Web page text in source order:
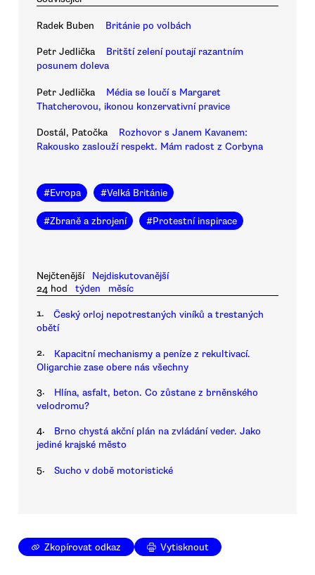
Radek Buben Británie po volbách
Petr Jedlička
Britští zelení poutají razantním
posunem doleva
Petr Jedlička
Média se loučí s Margaret
Thatcherovou, ikonou konzervativní pravice
Dostál, Patočka
Rozhovor s Janem Kavanem:
Rakousko zaslouží respekt. Mám radost z Corbyna
#Evropa #Velká Británie
#Zbraně a zbrojení #Protestní inspirace
Nejčtenější
Nejdiskutovanější
24 hod
týden měsíc
1.
Český orloj nepotrestaných viníků a trestaných
obětí
2.
Kapacitní mechanismy a peníze z rekultivací.
Oligarchie zase obere nás všechny
3.
Hlína, asfalt, beton. Co zůstane z brněnského
velodromu?
4.
Brno chystá akční plán na zvládání veder. Jako
jediné krajské město
5. Sucho v době motoristické
Zkopírovat odkaz Vytisknout